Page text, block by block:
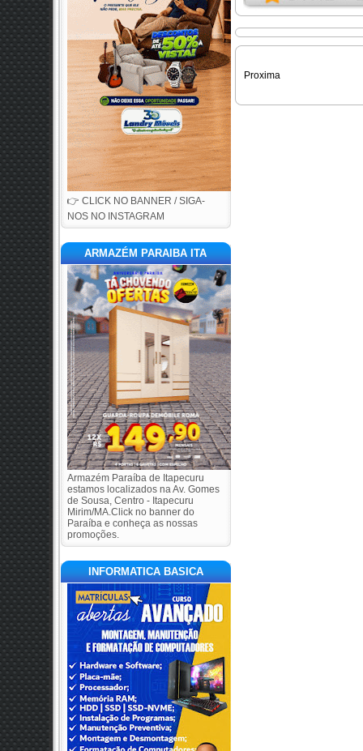
👉 CLICK NO BANNER / SIGA-
NOS NO INSTAGRAM
ARMAZÉM PARAIBA ITA
Armazém Paraíba de Itapecuru
estamos localizados na Av. Gomes
de Sousa, Centro - Itapecuru
Mirim/MA.Click no banner do
Paraíba e conheça as nossas
promoções.
INFORMATICA BASICA
Proxima